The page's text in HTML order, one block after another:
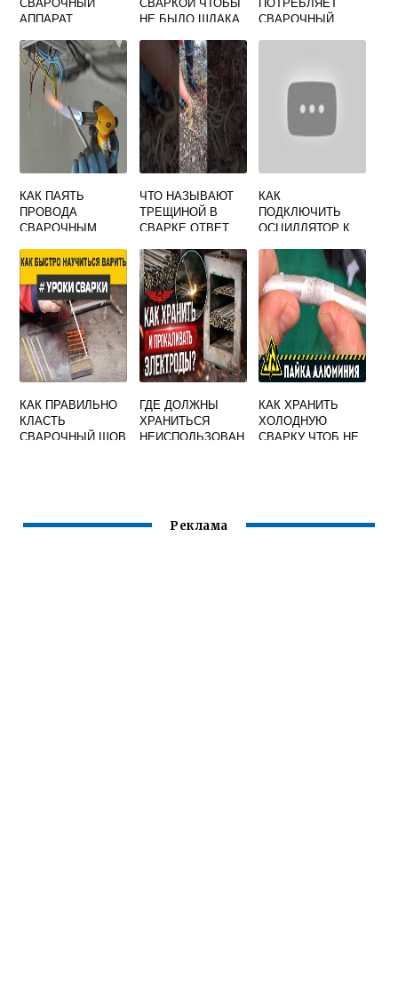
АППАРАТ
НЕ БЫЛО ШЛАКА
СВАРОЧНЫЙ
КАК ПАЯТЬ
ПРОВОДА
СВАРОЧНЫМ
РАСПРЕДЕЛИТЕЛ
ЬНОЙ КОРОБКЕ
ЧТО НАЗЫВАЮТ
ТРЕЩИНОЙ В
СВАРКЕ ОТВЕТ
КАК
ПОДКЛЮЧИТЬ
ОСЦИЛЛЯТОР К
ТИГ СВАРКИ
КАК ПРАВИЛЬНО
КЛАСТЬ
СВАРОЧНЫЙ ШОВ
ГДЕ ДОЛЖНЫ
ХРАНИТЬСЯ
НЕИСПОЛЬЗОВАН
КАК ХРАНИТЬ
ХОЛОДНУЮ
СВАРКУ ЧТОБ НЕ
Реклама